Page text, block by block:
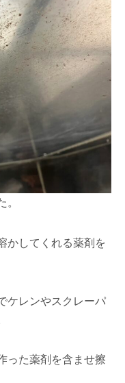
かしてくれる薬剤を
ケレンやスクレーパ
った薬剤を含ませ擦